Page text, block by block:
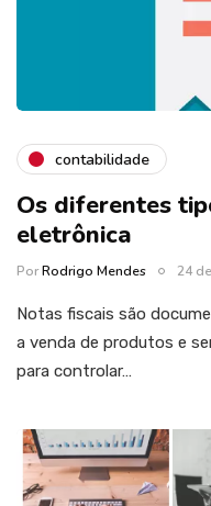
contabilidade
Os diferentes
eletrônica
PorRodrigo Mendes 24
Notas fiscais são
a venda de produtos e
para controlar…